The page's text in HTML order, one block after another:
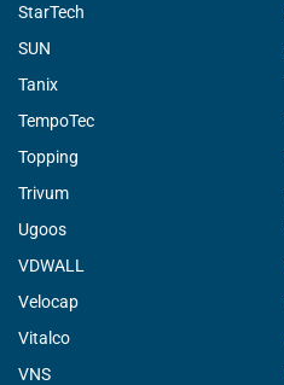
StarTech
SUN
Tanix
TempoTec
Topping
Trivum
Ugoos
VDWALL
Velocap
Vitalco
VNS